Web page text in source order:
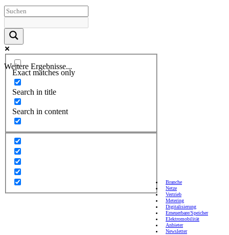
Weitere Ergebnisse...
Exact matches only
Search in title
Search in content
Branche
Netze
Vertrieb
Metering
Digitalisierung
Erneuerbare/Speicher
Elektromobilität
Anbieter
Newsletter